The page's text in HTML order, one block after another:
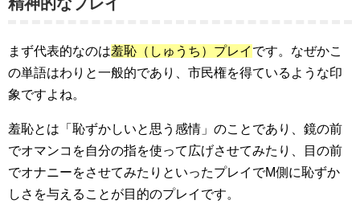
まず代表的なのは羞恥（しゅうち）プレイ です。なぜかこ
の単語はわりと一般的であり、市民権を得ているような印
象ですよね。
羞恥とは「恥ずかしいと思う感情」のことであり、鏡の前
でオマンコを自分の指を使って広げさせてみたり、目の前
でオナニーをさせてみたりといったプレイでM側に恥ずか
しさを与えることが目的のプレイです。